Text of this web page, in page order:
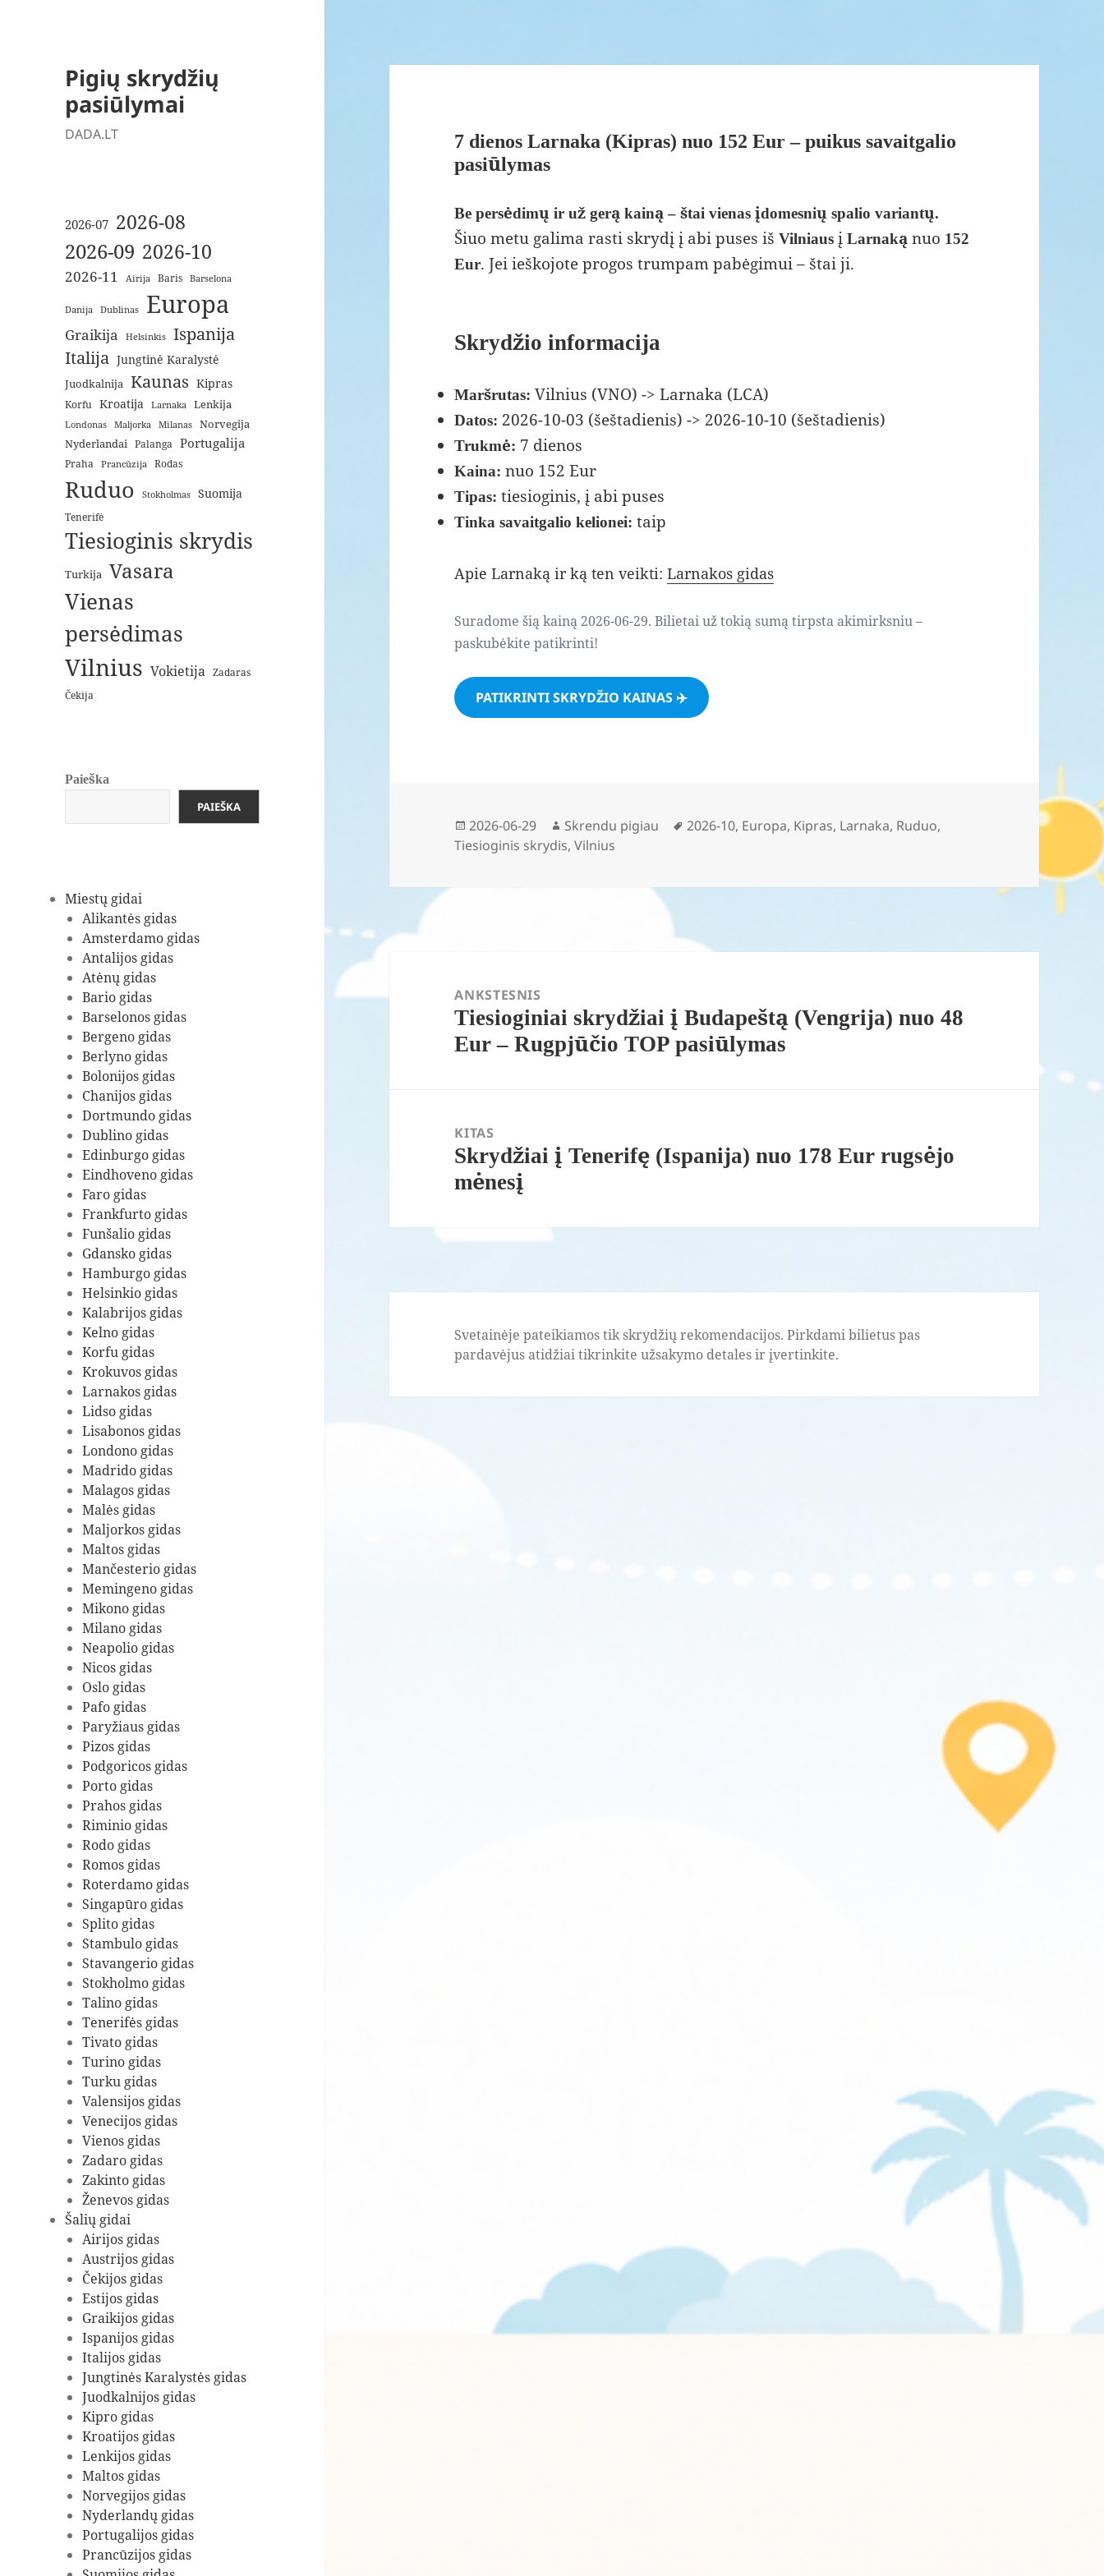
Pigių skrydžių
pasiūlymai
DADA.LT
2026-07 2026-08
2026-09 2026-10
2026-11 Airija Baris Barselona
Danija Dublinas Europa
Graikija Helsinkis
Ispanija
Italija Jungtinė Karalystė
Juodkalnija Kaunas Kipras
Korfu Kroatija Larnaka Lenkija
Londonas Maljorka Milanas
Norvegija
Nyderlandai Palanga Portugalija
Praha Prancūzija Rodas
Ruduo Stokholmas Suomija
Tenerifė
Tiesioginis skrydis
Turkija Vasara
Vienas
persėdimas
Vilnius Vokietija Zadaras
Čekija
Paieška
PAIEŠKA
Miestų gidai
Alikantės gidas
Amsterdamo gidas
Antalijos gidas
Atėnų gidas
Bario gidas
Barselonos gidas
Bergeno gidas
Berlyno gidas
Bolonijos gidas
Chanijos gidas
Dortmundo gidas
Dublino gidas
Edinburgo gidas
Eindhoveno gidas
Faro gidas
Frankfurto gidas
Funšalio gidas
Gdansko gidas
Hamburgo gidas
Helsinkio gidas
Kalabrijos gidas
Kelno gidas
Korfu gidas
Krokuvos gidas
Larnakos gidas
Lidso gidas
Lisabonos gidas
Londono gidas
Madrido gidas
Malagos gidas
Malės gidas
Maljorkos gidas
Maltos gidas
Mančesterio gidas
Memingeno gidas
Mikono gidas
Milano gidas
Neapolio gidas
Nicos gidas
Oslo gidas
Pafo gidas
Paryžiaus gidas
Pizos gidas
Podgoricos gidas
Porto gidas
Prahos gidas
Riminio gidas
Rodo gidas
Romos gidas
Roterdamo gidas
Singapūro gidas
Splito gidas
Stambulo gidas
Stavangerio gidas
Stokholmo gidas
Talino gidas
Tenerifės gidas
Tivato gidas
Turino gidas
Turku gidas
Valensijos gidas
Venecijos gidas
Vienos gidas
Zadaro gidas
Zakinto gidas
Ženevos gidas
Šalių gidai
Airijos gidas
Austrijos gidas
Čekijos gidas
Estijos gidas
Graikijos gidas
Ispanijos gidas
Italijos gidas
Jungtinės Karalystės gidas
Juodkalnijos gidas
Kipro gidas
Kroatijos gidas
Lenkijos gidas
Maltos gidas
Norvegijos gidas
Nyderlandų gidas
Portugalijos gidas
Prancūzijos gidas
7 dienos Larnaka (Kipras) nuo 152 Eur – puikus savaitgalio
pasiūlymas
Be persėdimų ir už gerą kainą – štai vienas įdomesnių spalio variantų.
Šiuo metu galima rasti skrydį į abi puses išVilniaus įLarnaką nuo 152
Eur. Jei ieškojote progos trumpam pabėgimui – štai ji.
Skrydžio informacija
Maršrutas: Vilnius (VNO) -> Larnaka (LCA)
Datos: 2026-10-03 (šeštadienis) -> 2026-10-10 (šeštadienis)
Trukmė: 7 dienos
Kaina: nuo 152 Eur
Tipas: tiesioginis, į abi puses
Tinka savaitgalio kelionei: taip
Apie Larnaką ir ką ten veikti:Larnakos gidas
Suradome šią kainą 2026-06-29. Bilietai už tokią sumą tirpsta akimirksniu –
paskubėkite patikrinti!
PATIKRINTI SKRYDŽIO KAINAS ✈️
Paskelbta
2026-06-29 Autorius
Skrendu pigiau Žymos
2026-10, Europa, Kipras, Larnaka, Ruduo,
Tiesioginis skrydis,Vilnius
ANKSTESNIS
Ankstesnis
įrašas:
Tiesioginiai skrydžiai į Budapeštą (Vengrija) nuo 48
Eur – Rugpjūčio TOP pasiūlymas
KITAS
Paskesnis
įrašas:
Skrydžiai į Tenerifę (Ispanija) nuo 178 Eur rugsėjo
mėnesį
Svetainėje pateikiamos tik skrydžių rekomendacijos. Pirkdami bilietus pas
pardavėjus atidžiai tikrinkite užsakymo detales ir įvertinkite.